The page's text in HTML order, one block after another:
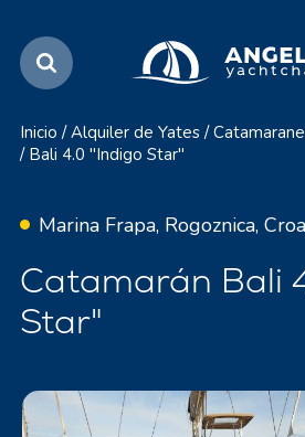
Inicio / Alquiler de Yates /
/ Bali 4.0 "Indigo Star"
Marina Frapa, Rogoznica,
Catamarán Bali
Star"